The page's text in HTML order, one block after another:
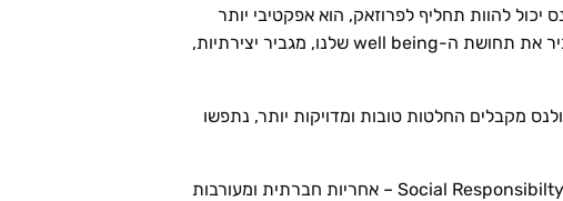
להוות תחליף לפרוזאק, הוא אפקטיבי יותר
מהתרופה ולא כולל את תופעות הלוואי שלה, הוא מפחית דיכאון ומתחים, הוא מגביר את תחושת האושר, מגביר את תחושת ה-well being שלנו, מגביר יצירתיות,
מקבלים החלטות טובות ומדויקות יותר, נתפשו
מחקר שנעשה ב-INSEAD בדק את הנושא לעומק. בדקו שתי קבוצות נבדקים, קבוצה אחת עשתה קורס ב-Social Responsibilty – אחריות חברתית ומעורבות